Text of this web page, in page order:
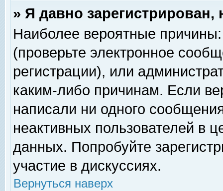
» Я давно
Наиболее вероятные
(проверьте электронное
регистрации), или
каким-либо причинам. Если
написали ни одного
неактивных пользователей в
данных. Попробуйте
участие в дискуссиях.
Вернуться наверх